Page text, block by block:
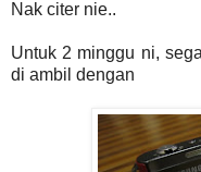
Nak citer nie..
Untuk 2 minggu ni,
di ambil dengan